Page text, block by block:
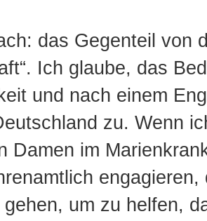
das Gegenteil von
Ich glaube, das
und nach einem
zu. Wenn
Damen im
engagieren,
um zu helfen,